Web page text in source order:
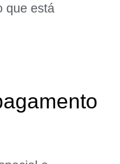
que está